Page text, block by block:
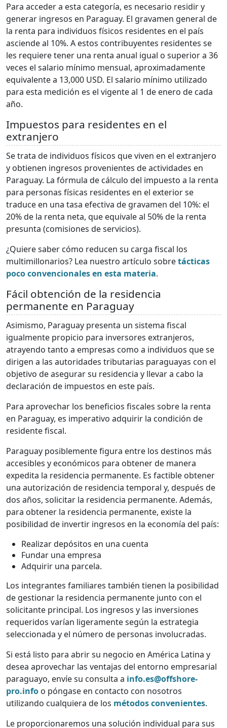
Para acceder a esta categoría, es necesario residir y
generar ingresos en Paraguay. El gravamen general de
la renta para individuos físicos residentes en el país
asciende al 10%. A estos contribuyentes residentes se
les requiere tener una renta anual igual o superior a 36
veces el salario mínimo mensual, aproximadamente
equivalente a 13,000 USD. El salario mínimo utilizado
para esta medición es el vigente al 1 de enero de cada
año.
Impuestos para residentes en el
extranjero
Se trata de individuos físicos que viven en el extranjero
y obtienen ingresos provenientes de actividades en
Paraguay. La fórmula de cálculo del impuesto a la renta
para personas físicas residentes en el exterior se
traduce en una tasa efectiva de gravamen del 10%: el
20% de la renta neta, que equivale al 50% de la renta
presunta (comisiones de servicios).
¿Quiere saber cómo reducen su carga fiscal los
multimillonarios? Lea nuestro artículo sobretácticas
poco convencionales en esta materia.
Fácil obtención de la residencia
permanente en Paraguay
Asimismo, Paraguay presenta un sistema fiscal
igualmente propicio para inversores extranjeros,
atrayendo tanto a empresas como a individuos que se
dirigen a las autoridades tributarias paraguayas con el
objetivo de asegurar su residencia y llevar a cabo la
declaración de impuestos en este país.
Para aprovechar los beneficios fiscales sobre la renta
en Paraguay, es imperativo adquirir la condición de
residente fiscal.
Paraguay posiblemente figura entre los destinos más
accesibles y económicos para obtener de manera
expedita la residencia permanente. Es factible obtener
una autorización de residencia temporal y, después de
dos años, solicitar la residencia permanente. Además,
para obtener la residencia permanente, existe la
posibilidad de invertir ingresos en la economía del país:
Realizar depósitos en una cuenta
Fundar una empresa
Adquirir una parcela.
Los integrantes familiares también tienen la posibilidad
de gestionar la residencia permanente junto con el
solicitante principal. Los ingresos y las inversiones
requeridos varían ligeramente según la estrategia
seleccionada y el número de personas involucradas.
Si está listo para abrir su negocio en América Latina y
desea aprovechar las ventajas del entorno empresarial
paraguayo, envíe su consulta a info.es@offshore-
pro.info o póngase en contacto con nosotros
utilizando cualquiera de los métodos convenientes.
Le proporcionaremos una solución individual para sus